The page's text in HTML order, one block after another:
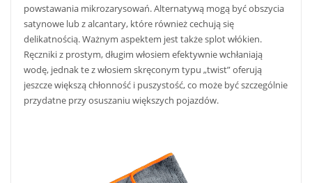
powstawania mikrozarysowań. Alternatywą mogą być obszycia
satynowe lub z alcantary, które również cechują się
delikatnością. Ważnym aspektem jest także splot włókien.
Ręczniki z prostym, długim włosiem efektywnie wchłaniają
wodę, jednak te z włosiem skręconym typu „twist” oferują
jeszcze większą chłonność i puszystość, co może być szczególnie
przydatne przy osuszaniu większych pojazdów.